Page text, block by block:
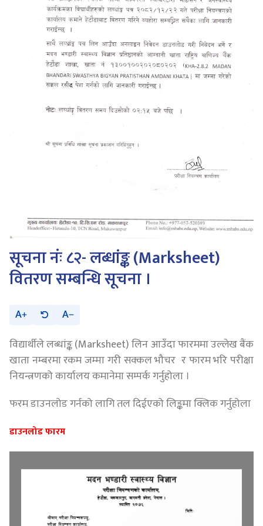
सूचना नंः ८२- लब्धांङ्क (Marksheet)
वितरण सम्बन्धि सूचना ।
A
A
विद्यार्थीले लब्धांङ्क (Marksheet) लिन आउँदा फारममा उल्लेख बैंक
खाता नम्बरमा रकम जम्मा गरी सक्कल भौचर र फारम भरि परीक्षा
नियन्त्रणको कार्यालय कमानेमा सम्पर्क गर्नुहोला ।
फरम डाउनलोड गर्नको लागि तल दिईएको लिङ्कमा क्लिक गर्नुहोला
डाउनलोड फारम